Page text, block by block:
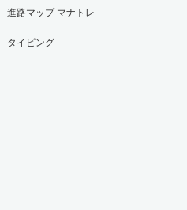
進路マップ マナトレ
タイピング